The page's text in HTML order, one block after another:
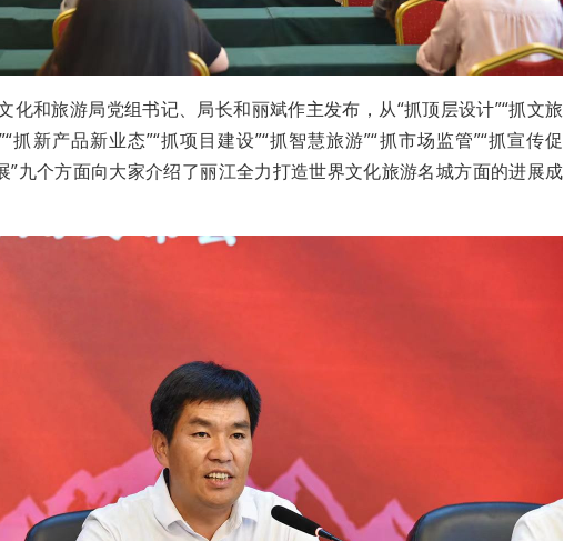
化和旅游局党组书记、局长和丽斌作主发布，从“抓顶层设计”“抓文旅
抓新产品新业态”“抓项目建设”“抓智慧旅游”“抓市场监管”“抓宣传促
”九个方面向大家介绍了丽江全力打造世界文化旅游名城方面的进展成